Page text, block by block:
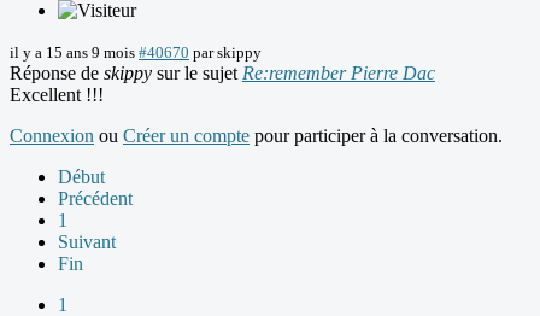
il y a 15 ans 9 mois #40670 parskippy
Réponse de skippy sur le sujet Re:remember Pierre Dac
Excellent !!!
Connexion ou Créer un compte pour participer à la conversation.
Début
Précédent
1
Suivant
Fin
1